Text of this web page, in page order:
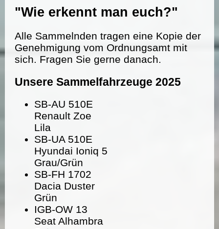
"Wie erkennt man euch?"
Alle Sammelnden tragen eine Kopie der
Genehmigung vom Ordnungsamt mit
sich. Fragen Sie gerne danach.
Unsere Sammelfahrzeuge 2025
SB-AU 510E
Renault Zoe
Lila
SB-UA 510E
Hyundai Ioniq 5
Grau/Grün
SB-FH 1702
Dacia Duster
Grün
IGB-OW 13
Seat Alhambra